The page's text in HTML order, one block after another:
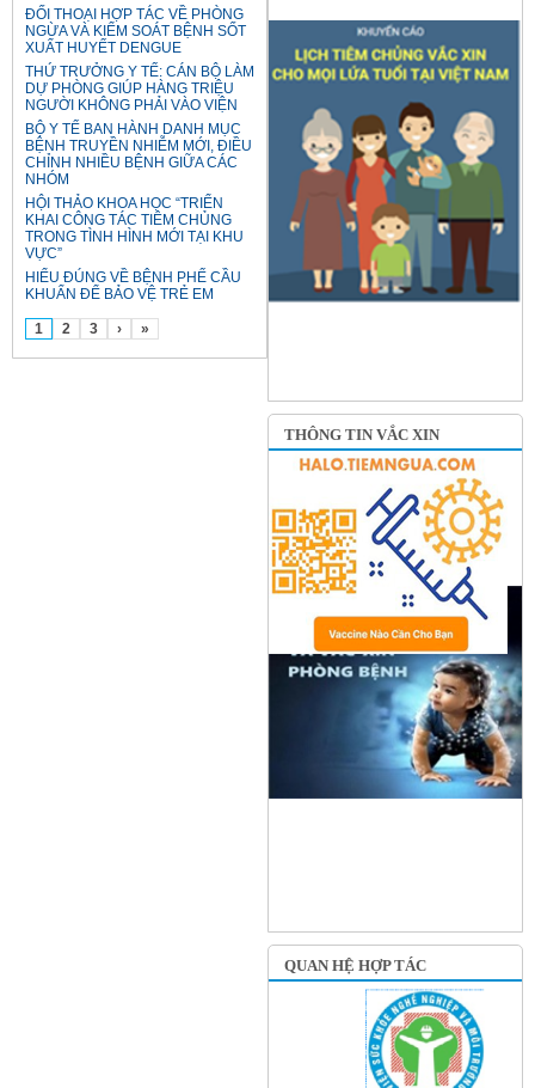
ĐỐI THOẠI HỢP TÁC VỀ PHÒNG
NGỪA VÀ KIỂM SOÁT BỆNH SỐT
XUẤT HUYẾT DENGUE
THỨ TRƯỞNG Y TẾ: CÁN BỘ LÀM
DỰ PHÒNG GIÚP HÀNG TRIỆU
NGƯỜI KHÔNG PHẢI VÀO VIỆN
BỘ Y TẾ BAN HÀNH DANH MỤC
BỆNH TRUYỀN NHIỄM MỚI, ĐIỀU
CHỈNH NHIỀU BỆNH GIỮA CÁC
NHÓM
HỘI THẢO KHOA HỌC “TRIỂN
KHAI CÔNG TÁC TIÊM CHỦNG
TRONG TÌNH HÌNH MỚI TẠI KHU
VỰC”
HIỂU ĐÚNG VỀ BỆNH PHẾ CẦU
KHUẨN ĐỂ BẢO VỆ TRẺ EM
1 2 3 › »
THÔNG TIN VẮC XIN
QUAN HỆ HỢP TÁC